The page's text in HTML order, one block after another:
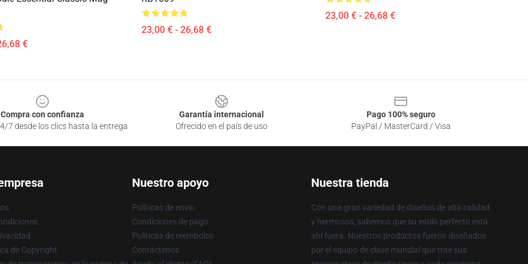
€
23,00 € - 26,68 €
23,00 € - 26,68 €
Compra con confianza
7 desde los clics hasta la entrega
Garantía internacional
Ofrecido en el país de uso
Pago 100% seguro
PayPal / MasterCard / Visa
de Copyright
Nuestro apoyo
Políticas de envío
Condiciones de pago
Políticas de reembolso
Contáctenos
Nuestra tienda
Con una gran variedad de diseños de alta calidad
y hermosos, sabemos que su estilo perfecto está
ahí fuera. Nuestros productos fueron diseñados
por el equipo de clase mundial que trae sus